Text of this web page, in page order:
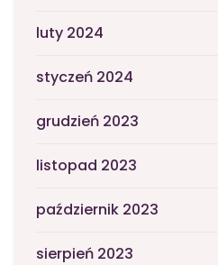
luty 2024
styczeń 2024
grudzień 2023
listopad 2023
październik 2023
sierpień 2023